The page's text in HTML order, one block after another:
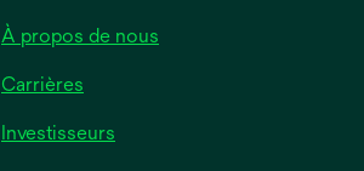
À propos de nous
Carrières
Investisseurs